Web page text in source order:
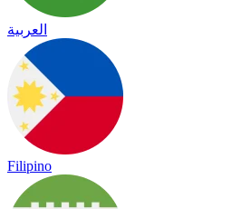
العربية
Filipino